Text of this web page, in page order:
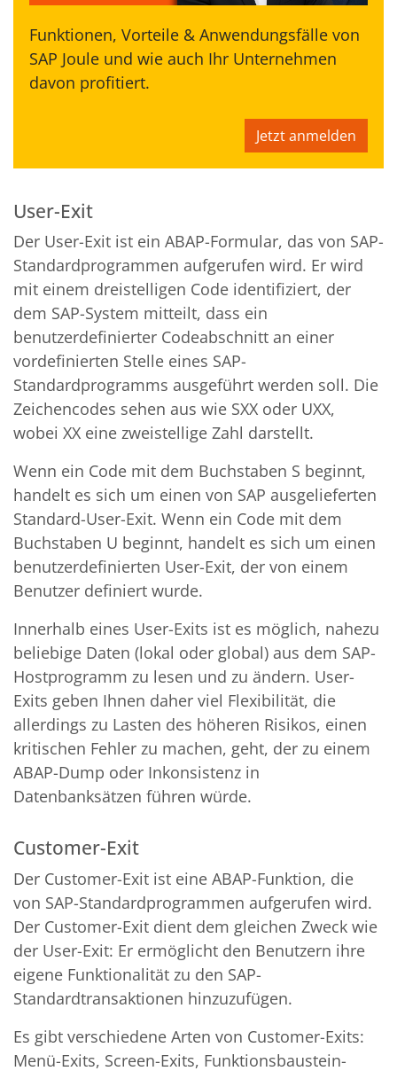
Funktionen, Vorteile & Anwendungsfälle von
SAP Joule und wie auch Ihr Unternehmen
davon profitiert.
Jetzt anmelden
User-Exit
Der User-Exit ist ein ABAP-Formular, das von SAP-
Standardprogrammen aufgerufen wird. Er wird
mit einem dreistelligen Code identifiziert, der
dem SAP-System mitteilt, dass ein
benutzerdefinierter Codeabschnitt an einer
vordefinierten Stelle eines SAP-
Standardprogramms ausgeführt werden soll. Die
Zeichencodes sehen aus wie SXX oder UXX,
wobei XX eine zweistellige Zahl darstellt.
Wenn ein Code mit dem Buchstaben S beginnt,
handelt es sich um einen von SAP ausgelieferten
Standard-User-Exit. Wenn ein Code mit dem
Buchstaben U beginnt, handelt es sich um einen
benutzerdefinierten User-Exit, der von einem
Benutzer definiert wurde.
Innerhalb eines User-Exits ist es möglich, nahezu
beliebige Daten (lokal oder global) aus dem SAP-
Hostprogramm zu lesen und zu ändern. User-
Exits geben Ihnen daher viel Flexibilität, die
allerdings zu Lasten des höheren Risikos, einen
kritischen Fehler zu machen, geht, der zu einem
ABAP-Dump oder Inkonsistenz in
Datenbanksätzen führen würde.
Customer-Exit
Der Customer-Exit ist eine ABAP-Funktion, die
von SAP-Standardprogrammen aufgerufen wird.
Der Customer-Exit dient dem gleichen Zweck wie
der User-Exit: Er ermöglicht den Benutzern ihre
eigene Funktionalität zu den SAP-
Standardtransaktionen hinzuzufügen.
Es gibt verschiedene Arten von Customer-Exits:
Menü-Exits, Screen-Exits, Funktionsbaustein-